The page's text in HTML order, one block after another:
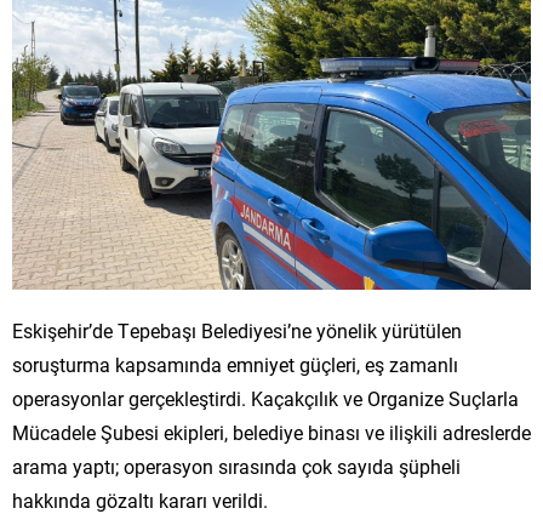
Eskişehir’de Tepebaşı Belediyesi’ne yönelik yürütülen
soruşturma kapsamında emniyet güçleri, eş zamanlı
operasyonlar gerçekleştirdi. Kaçakçılık ve Organize Suçlarla
Mücadele Şubesi ekipleri, belediye binası ve ilişkili adreslerde
arama yaptı; operasyon sırasında çok sayıda şüpheli
hakkında gözaltı kararı verildi.